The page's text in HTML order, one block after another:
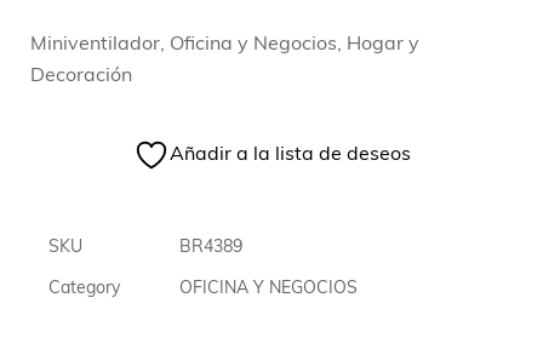
Miniventilador, Oficina y Negocios, Hogar y
Decoración
Añadir a la lista de deseos
SKU BR4389
Category OFICINA Y NEGOCIOS